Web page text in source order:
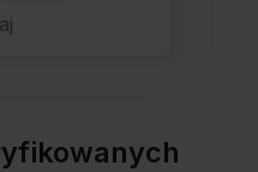
Jakim?